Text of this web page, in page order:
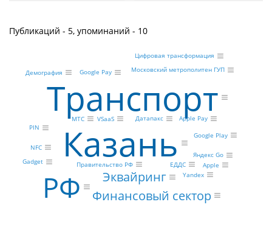
Публикаций - 5, упоминаний - 10
Казань
Транспорт
РФ
Эквайринг
Финансовый сектор
Датапакс
МТС
Yandex
Московский метрополитен ГУП
Правительство РФ ЕДДС
VSaaS
PIN
NFC
Gadget
Яндекс Go
Google Play
Apple Pay
Google Pay
Apple
Демография
Цифровая трансформация